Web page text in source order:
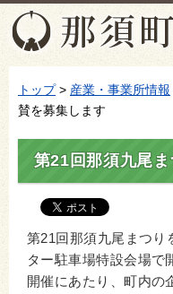
トップ> 産業・事業所情報
賛を募集します
第21回那須九尾
第21回那須九尾まつり
ター駐車場特設会場で
開催にあたり、町内の